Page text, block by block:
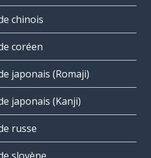
chinois
coréen
japonais (Romaji)
japonais (Kanji)
russe